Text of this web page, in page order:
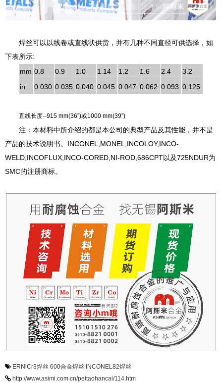
焊丝可以以线卷或直线状供货，并有几种不同直径可供选择，如
下表所示:
mm 0.8 0.9 1.0 1.14 1.2 1.6 2.4
3.2
in
0.030 0.035 0.040 0.045 0.047 0.062 0.093 0.125
直线长度--915 mm(36”)或1000 mm(39”)
注：本材料中所介绍的都是本公司的典型产品及其性能，并不是
产品的技术说明书。INCONEL,MONEL,INCOLOY,INCO-
WELD,INCOFLUX,INCO-CORED,NI-ROD,686CPT以及725NDUR为
SMC的注册商标。
ERNiCr3焊丝 600合金焊丝
INCONEL82焊丝
http://www.asimi.com.cn/peitaohancai/114.htm